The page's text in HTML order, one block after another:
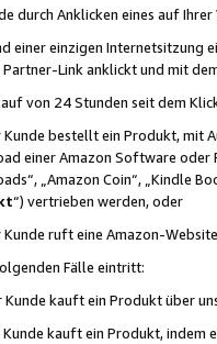
durch Anklicken eines auf
einer einzigen Internetsitzung
Partner-Link anklickt und mit
von 24 Stunden seit dem
bestellt ein Produkt, mit
einer Amazon Software oder
„Amazon Coin“, „Kindle
“) vertrieben werden, oder
ruft eine Amazon-
Fälle eintritt:
kauft ein Produkt über
kauft ein Produkt, indem